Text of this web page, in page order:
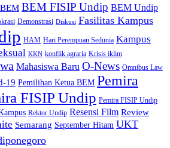
BEM BEM FISIP Undip BEM Undip
Demonstrasi Diskusi Fasilitas Kampus
HAM Hari Perempuan Sedunia Kampus
KKN konflik agraria Krisis iklim
Mahasiswa Baru O-News Omnibus Law
19 Pemilihan Ketua BEM Pemira
FISIP Undip Pemira FISIP Undip
Rektor Undip Resensi Film Review
Semarang September Hitam UKT